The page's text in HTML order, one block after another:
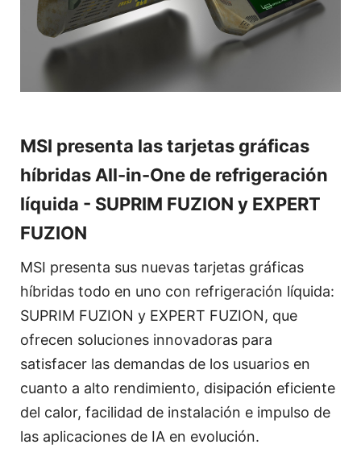
MSI presenta las tarjetas gráficas
híbridas All-in-One de refrigeración
líquida - SUPRIM FUZION y EXPERT
FUZION
MSI presenta sus nuevas tarjetas gráficas
híbridas todo en uno con refrigeración líquida:
SUPRIM FUZION y EXPERT FUZION, que
ofrecen soluciones innovadoras para
satisfacer las demandas de los usuarios en
cuanto a alto rendimiento, disipación eficiente
del calor, facilidad de instalación e impulso de
las aplicaciones de IA en evolución.